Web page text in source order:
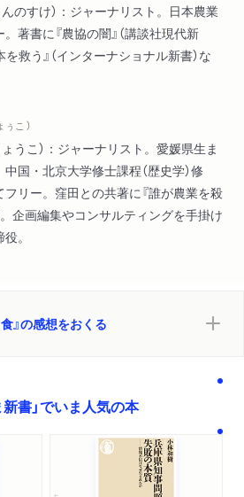
のすけ）：ジャーナリスト。日本農業
著書に『農協の闇』（講談社現代新
救う』（インターナショナル新書）な
こ ）
うこ）：ジャーナリスト。愛媛県生ま
国・北京大学修士課程（歴史学）修
リー。窪田との共著に『誰が農業を殺
。企画編集やコンサルティングを手掛け
。
』の感想をおくる
新書」でいま人気の本